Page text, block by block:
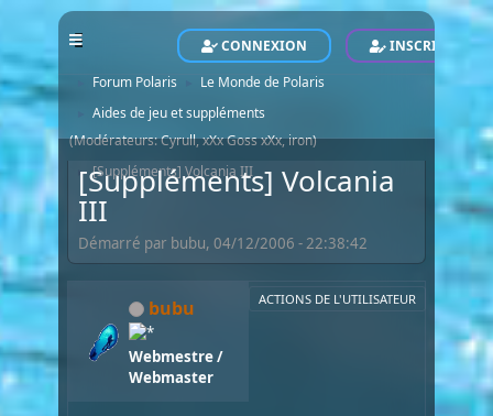
CONNEXION INSCRIVEZ-
POLARIS - Le Site Officiel - Official Website Forum
Forum Polaris Le Monde de Polaris
Aides de jeu et suppléments
(Modérateurs:Cyrull,xXx Goss xXx,iron)
► [Suppléments] Volcania III
[Suppléments] Volcania
III
Démarré par bubu, 04/12/2006 - 22:38:42
ACTIONS DE L'UTILISATEUR
bubu
Webmestre /
Webmaster